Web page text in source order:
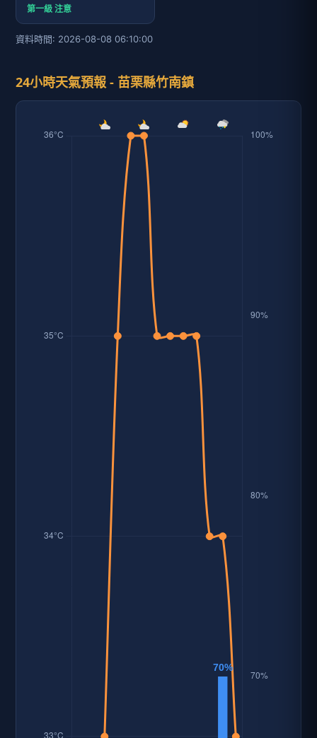
第一級 注意
資料時間: 2026-08-08 06:10:00
24小時天氣預報 - 苗栗縣竹南鎮